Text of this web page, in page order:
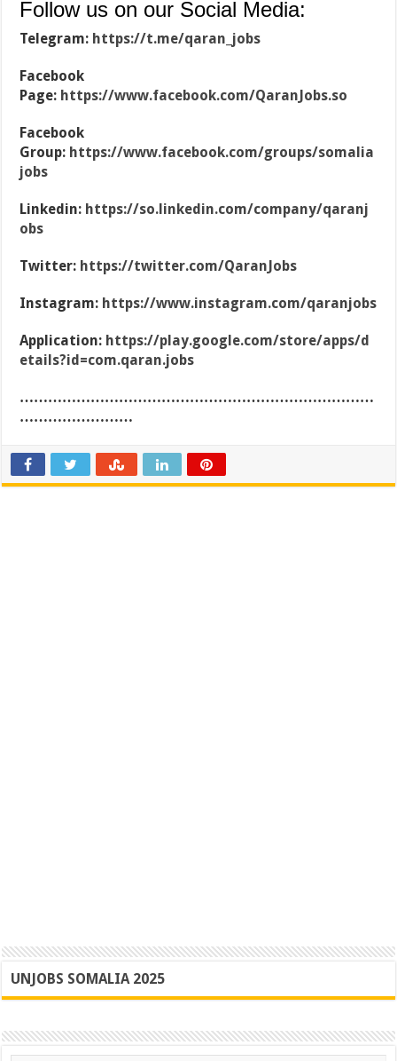
Follow us on our Social Media:
Telegram: https://t.me/qaran_jobs
Facebook
Page: https://www.facebook.com/QaranJobs.so
Facebook
Group: https://www.facebook.com/groups/somalia
jobs
Linkedin: https://so.linkedin.com/company/qaranj
obs
Twitter: https://twitter.com/QaranJobs
Instagram: https://www.instagram.com/qaranjobs
Application: https://play.google.com/store/apps/d
etails?id=com.qaran.jobs
…………………………………………………………………
……………………
UNJOBS SOMALIA 2025